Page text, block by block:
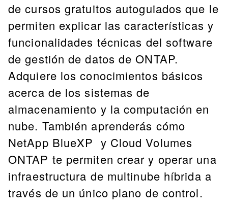
de cursos gratuitos autoguiados que le
permiten explicar las características y
funcionalidades técnicas del software
de gestión de datos de ONTAP.
Adquiere los conocimientos básicos
acerca de los sistemas de
almacenamiento y la computación en
nube. También aprenderás cómo
NetApp BlueXP y Cloud Volumes
ONTAP te permiten crear y operar una
infraestructura de multinube híbrida a
través de un único plano de control.